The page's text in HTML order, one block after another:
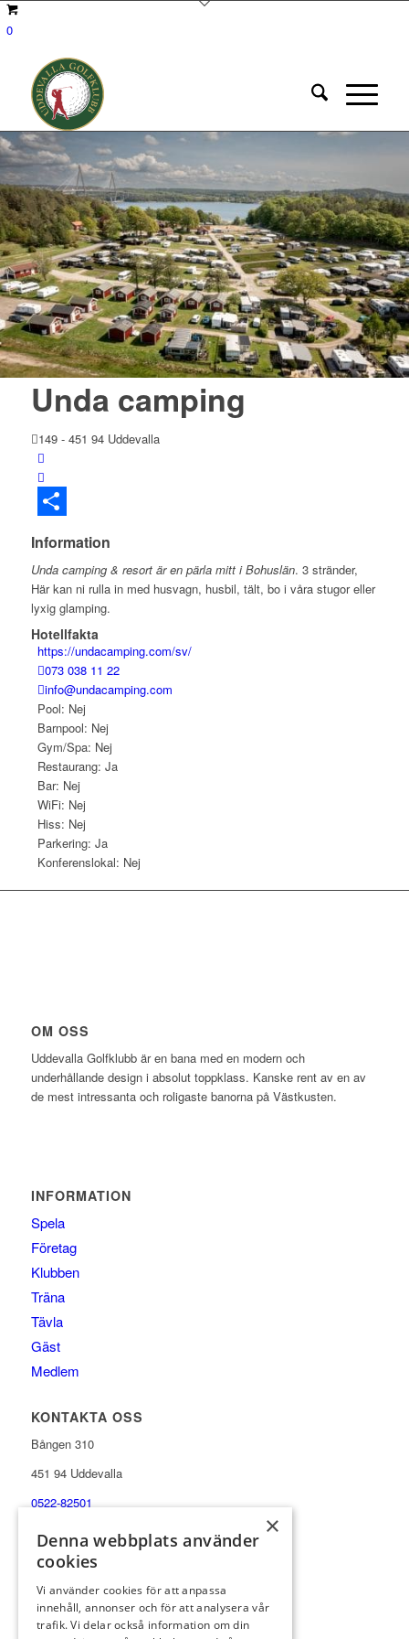
0
Unda camping
149 - 451 94 Uddevalla
Information
Unda camping & resort är en pärla mitt i Bohuslän. 3 stränder,
Här kan ni rulla in med husvagn, husbil, tält, bo i våra stugor eller
lyxig glamping.
Hotellfakta
https://undacamping.com/sv/
073 038 11 22
info@undacamping.com
Pool: Nej
Barnpool: Nej
Gym/Spa: Nej
Restaurang: Ja
Bar: Nej
WiFi: Nej
Hiss: Nej
Parkering: Ja
Konferenslokal: Nej
OM OSS
Uddevalla Golfklubb är en bana med en modern och
underhållande design i absolut toppklass. Kanske rent av en av
de mest intressanta och roligaste banorna på Västkusten.
INFORMATION
Spela
Företag
Klubben
Träna
Tävla
Gäst
Medlem
KONTAKTA OSS
Bången 310
451 94 Uddevalla
0522-82501
info@uddevallagk.se
ekonomi@uddevallagk.se
×
Denna webbplats använder
cookies
Vi använder cookies för att anpassa
innehåll, annonser och för att analysera vår
trafik. Vi delar också information om din